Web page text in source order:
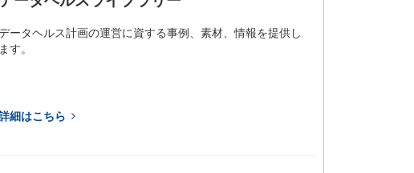
ータヘルス計画の運営に資する事例、素材、情報を提供し
ます。
細はこちら